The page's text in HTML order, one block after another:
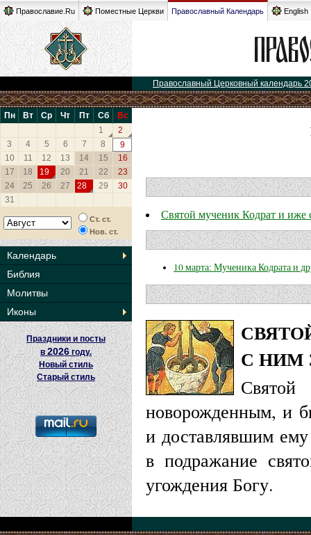
Православие.Ru Поместные Церкви Православный Календарь English
Православный Церковный календарь
Пн Вт Ср Чт Пт Сб
Вс
1
2
3
4 5 6 7 8
9
10
11 12 13 14 15
16
17
18 19 20 21 22
23
24
25 26 27 28 29
30
31
Ст. ст.
Нов. ст.
Календарь
Библия
Молитвы
Иконы
Праздники и посты
в2026 году.
Новый стиль
Старый стиль
Святой мученик Кодрат и иже
10 марта: Мученика Кодрата и
С НИМ
новорожденным, и
и доставлявшим
в подражание
угождения Богу.